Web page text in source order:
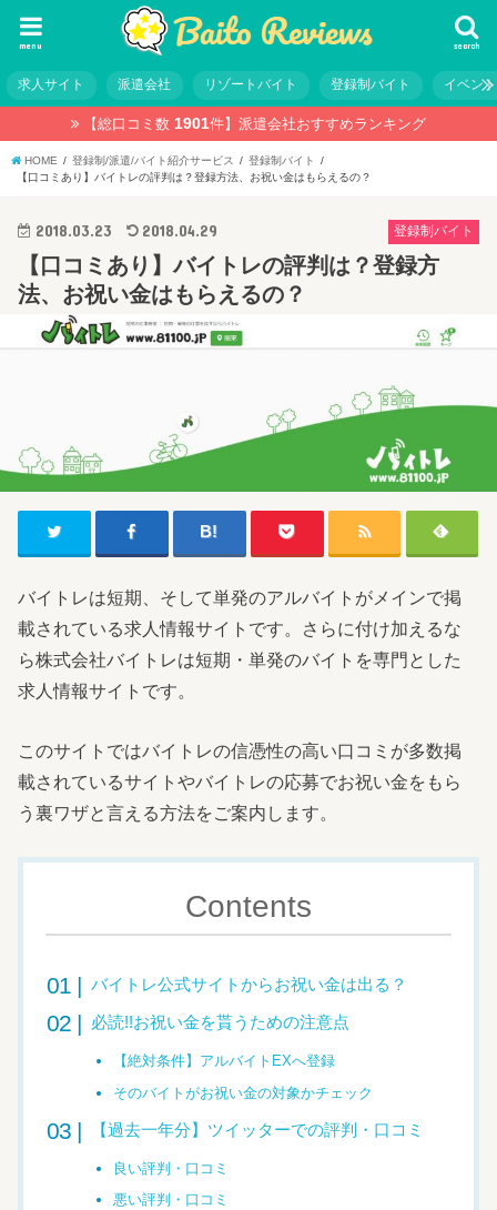
search
menu
求人サイト 派遣会社 リゾートバイト 登録制バイト イベン
【総口コミ数 1901件】派遣会社おすすめランキング
HOME 登録制/派遣/バイト紹介サービス
登録制バイト
【口コミあり】バイトレの評判は？登録方法、お祝い金はもらえるの？
登録制バイト
2018.03.23 2018.04.29
【口コミあり】バイトレの評判は？登録方
法、お祝い金はもらえるの？
バイトレは短期、そして単発のアルバイトがメインで掲
載されている求人情報サイトです。さらに付け加えるな
ら株式会社バイトレは短期・単発のバイトを専門とした
求人情報サイトです。
このサイトではバイトレの信憑性の高い口コミが多数掲
載されているサイトやバイトレの応募でお祝い金をもら
う裏ワザと言える方法をご案内します。
Contents
バイトレ公式サイトからお祝い金は出る？
必読!!お祝い金を貰うための注意点
【絶対条件】アルバイトEXへ登録
そのバイトがお祝い金の対象かチェック
【過去一年分】ツイッターでの評判・口コミ
良い評判・口コミ
悪い評判・口コミ